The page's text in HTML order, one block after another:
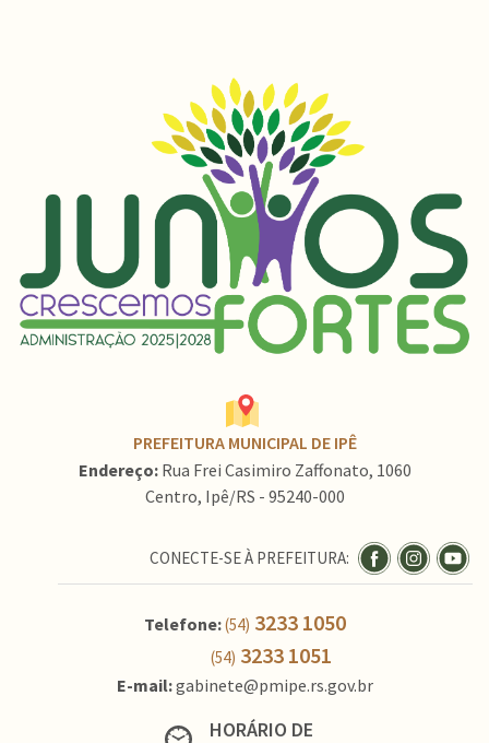
PREFEITURA MUNICIPAL DE IPÊ
Endereço: Rua Frei Casimiro Zaffonato, 1060
Centro, Ipê/RS - 95240-000
CONECTE-SE À PREFEITURA:
Telefone:(54) 3233 1050
(54) 3233 1051
E-mail:gabinete@pmipe.rs.gov.br
HORÁRIO DE